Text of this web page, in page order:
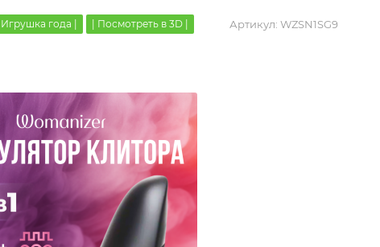
| Игрушка года | | Посмотреть в 3D | Артикул: WZSN1SG9